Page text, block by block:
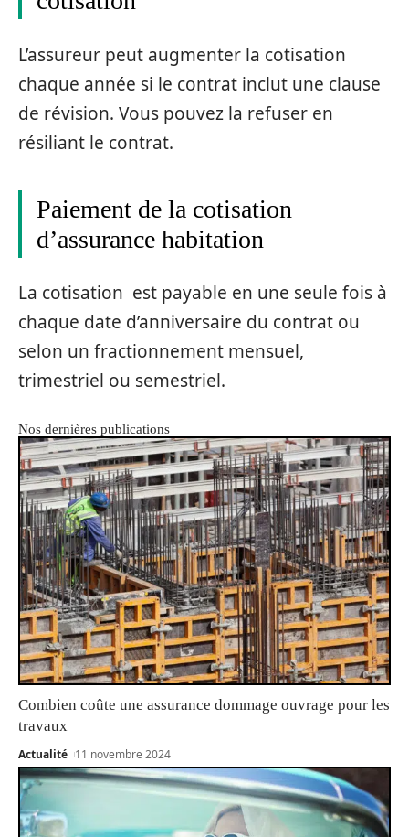
L’assureur peut augmenter la cotisation
chaque année si le contrat inclut une clause
de révision. Vous pouvez la refuser en
résiliant le contrat.
Paiement de la cotisation
d’assurance habitation
La cotisation est payable en une seule fois à
chaque date d’anniversaire du contrat ou
selon un fractionnement mensuel,
trimestriel ou semestriel.
Nos dernières publications
Combien coûte une assurance dommage ouvrage pour les
travaux
Actualité 11 novembre 2024